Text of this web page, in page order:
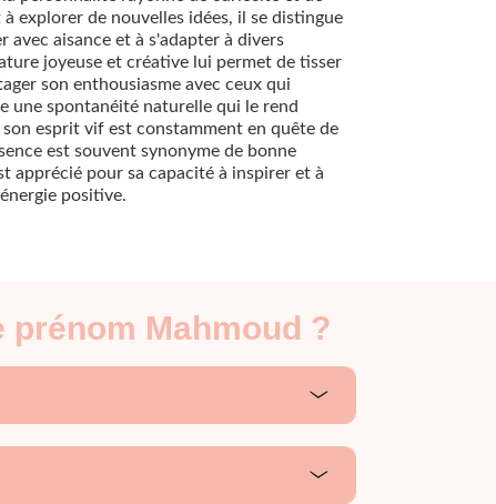
explorer de nouvelles idées, il se distingue
avec aisance et à s'adapter à divers
joyeuse et créative lui permet de tisser
son enthousiasme avec ceux qui
une spontanéité naturelle qui le rend
esprit vif est constamment en quête de
est souvent synonyme de bonne
apprécié pour sa capacité à inspirer et à
positive.
Mahmoud ?